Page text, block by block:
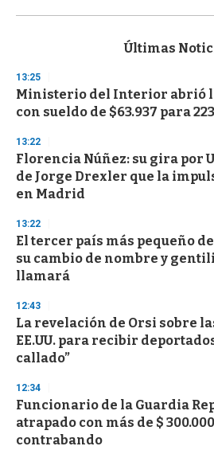
s
d
s
o
f
3
s
e
c
o
d
s
Últimas
13:25
Ministerio del Interior abrió
con sueldo de $63.937 para
13:22
Florencia Núñez: su gira por
de Jorge Drexler que la
en Madrid
13:22
El tercer país más pequeño
su cambio de nombre y
llamará
12:43
La revelación de Orsi sobre
EE.UU. para recibir
callado”
12:34
Funcionario de la Guardia
atrapado con más de $
contrabando